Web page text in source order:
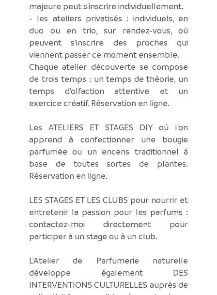
majeure peut s'inscrire individuellement.
- les ateliers privatisés : individuels, en
duo ou en trio, sur rendez-vous, où
peuvent s'inscrire des proches qui
viennent passer ce moment ensemble.
Chaque atelier découverte se compose
de trois temps : un temps de théorie, un
temps d'olfaction attentive et un
exercice créatif. Réservation en ligne.
Les ATELIERS ET STAGES DIY où l'on
apprend à confectionner une bougie
parfumée ou un encens traditionnel à
base de toutes sortes de plantes.
Réservation en ligne.
LES STAGES ET LES CLUBS pour nourrir et
entretenir la passion pour les parfums :
contactez-moi directement pour
participer à un stage ou à un club.
L'Atelier de Parfumerie naturelle
développe également DES
INTERVENTIONS CULTURELLES auprès de